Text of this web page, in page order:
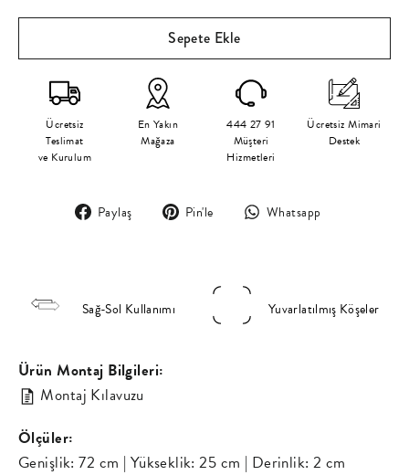
Sepete Ekle
Ücretsiz
Teslimat
ve Kurulum
En Yakın
Mağaza
444 27 91
Müşteri
Hizmetleri
Ücretsiz Mimari
Destek
Paylaş
Facebook'ta
Pin'le
Pinterest'te
Whatsapp
Sağ-Sol Kullanımı Yuvarlatılmış Köşeler
Ürün Montaj Bilgileri:
Montaj Kılavuzu
Ölçüler:
Genişlik: 72 cm | Yükseklik: 25 cm | Derinlik: 2 cm